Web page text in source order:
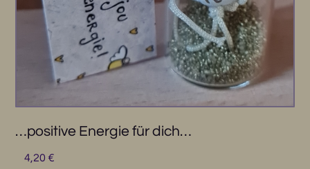
…positive Energie für dich…
4,20 €